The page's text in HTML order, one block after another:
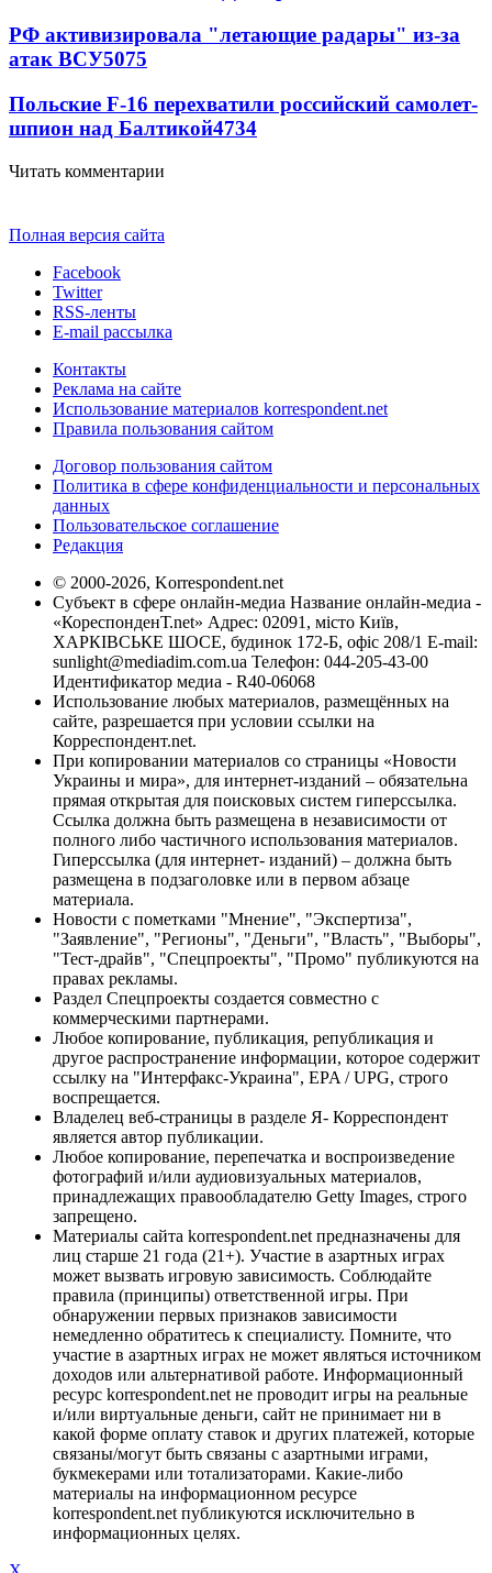
РФ активизировала "летающие радары" из-за
атак ВСУ5075
Польские F-16 перехватили российский самолет-
шпион над Балтикой4734
Читать комментарии
Полная версия сайта
Facebook
Twitter
RSS-ленты
E-mail рассылка
Контакты
Реклама на сайте
Использование материалов korrespondent.net
Правила пользования сайтом
Договор пользования сайтом
Политика в сфере конфиденциальности и персональных
данных
Пользовательское соглашение
Редакция
© 2000-2026, Korrespondent.net
Субъект в сфере онлайн-медиа Название онлайн-медиа -
«КореспонденТ.net» Адрес: 02091, місто Київ,
ХАРКІВСЬКЕ ШОСЕ, будинок 172-Б, офіс 208/1 E-mail:
sunlight@mediadim.com.ua Телефон: 044-205-43-00
Идентификатор медиа - R40-06068
Использование любых материалов, размещённых на
сайте, разрешается при условии ссылки на
Корреспондент.net.
При копировании материалов со страницы «Новости
Украины и мира», для интернет-изданий – обязательна
прямая открытая для поисковых систем гиперссылка.
Ссылка должна быть размещена в независимости от
полного либо частичного использования материалов.
Гиперссылка (для интернет- изданий) – должна быть
размещена в подзаголовке или в первом абзаце
материала.
Новости с пометками "Мнение", "Экспертиза",
"Заявление", "Регионы", "Деньги", "Власть", "Выборы",
"Тест-драйв", "Спецпроекты", "Промо" публикуются на
правах рекламы.
Раздел Спецпроекты создается совместно с
коммерческими партнерами.
Любое копирование, публикация, републикация и
другое распространение информации, которое содержит
ссылку на "Интерфакс-Украина", EPA / UPG, строго
воспрещается.
Владелец веб-страницы в разделе Я- Корреспондент
является автор публикации.
Любое копирование, перепечатка и воспроизведение
фотографий и/или аудиовизуальных материалов,
принадлежащих правообладателю Getty Images, строго
запрещено.
Материалы сайта korrespondent.net предназначены для
лиц старше 21 года (21+). Участие в азартных играх
может вызвать игровую зависимость. Соблюдайте
правила (принципы) ответственной игры. При
обнаружении первых признаков зависимости
немедленно обратитесь к специалисту. Помните, что
участие в азартных играх не может являться источником
доходов или альтернативой работе. Информационный
ресурс korrespondent.net не проводит игры на реальные
и/или виртуальные деньги, сайт не принимает ни в
какой форме оплату ставок и других платежей, которые
связаны/могут быть связаны с азартными играми,
букмекерами или тотализаторами. Какие-либо
материалы на информационном ресурсе
korrespondent.net публикуются исключительно в
информационных целях.